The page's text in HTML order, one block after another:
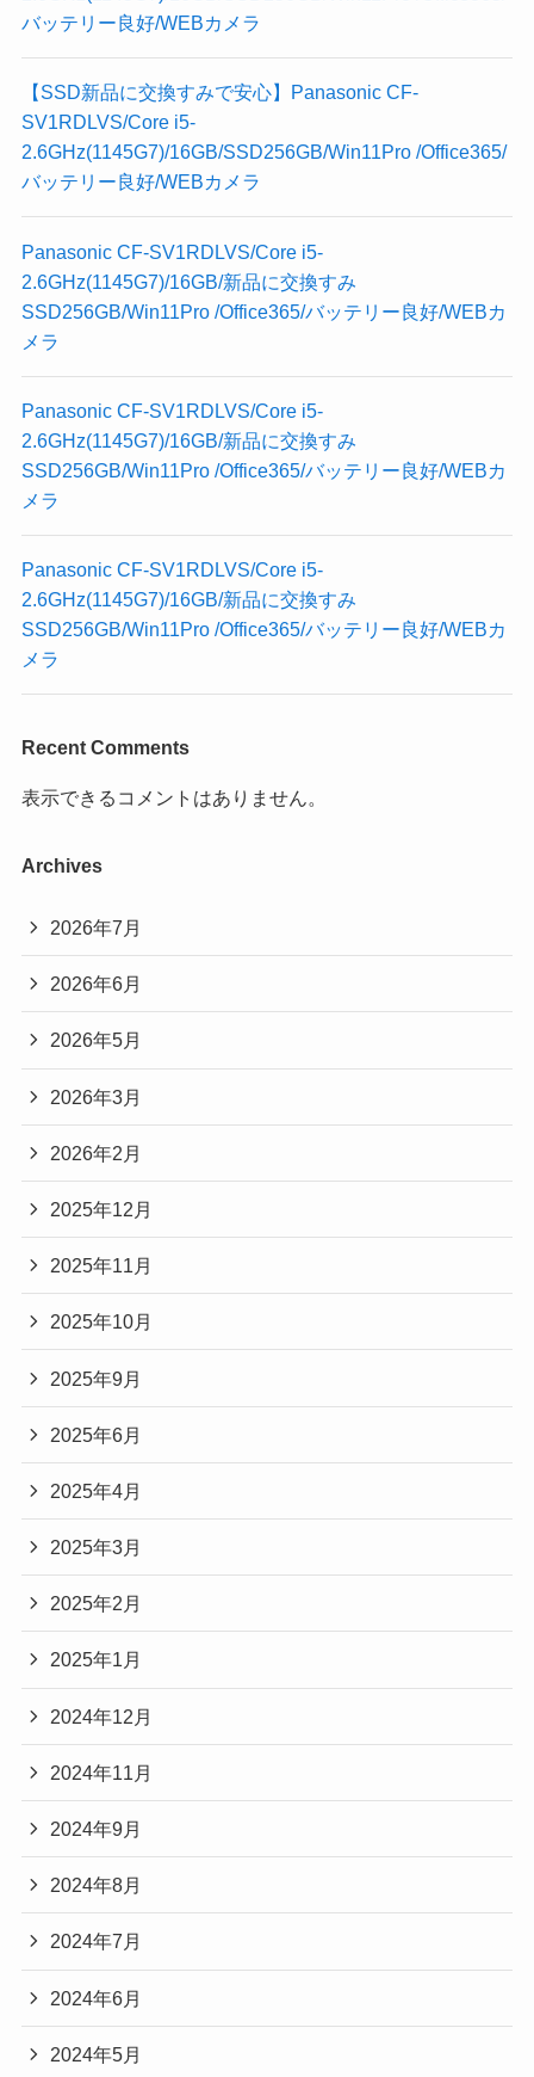
バッテリー良好/WEBカメラ
【SSD新品に交換すみで安心】Panasonic CF-
SV1RDLVS/Core i5-
2.6GHz(1145G7)/16GB/SSD256GB/Win11Pro /Office365/
バッテリー良好/WEBカメラ
Panasonic CF-SV1RDLVS/Core i5-
2.6GHz(1145G7)/16GB/新品に交換すみ
SSD256GB/Win11Pro /Office365/バッテリー良好/WEBカ
メラ
Panasonic CF-SV1RDLVS/Core i5-
2.6GHz(1145G7)/16GB/新品に交換すみ
SSD256GB/Win11Pro /Office365/バッテリー良好/WEBカ
メラ
Panasonic CF-SV1RDLVS/Core i5-
2.6GHz(1145G7)/16GB/新品に交換すみ
SSD256GB/Win11Pro /Office365/バッテリー良好/WEBカ
メラ
Recent Comments
表示できるコメントはありません。
Archives
2026年7月
2026年6月
2026年5月
2026年3月
2026年2月
2025年12月
2025年11月
2025年10月
2025年9月
2025年6月
2025年4月
2025年3月
2025年2月
2025年1月
2024年12月
2024年11月
2024年9月
2024年8月
2024年7月
2024年6月
2024年5月